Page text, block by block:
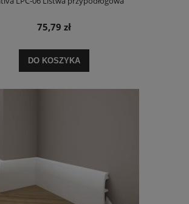
75,79 zł
DO KOSZYKA